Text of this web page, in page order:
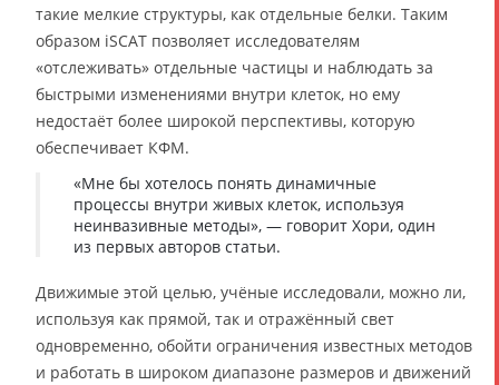
такие мелкие структуры, как отдельные белки. Таким
образом iSCAT позволяет исследователям
«отслеживать» отдельные частицы и наблюдать за
быстрыми изменениями внутри клеток, но ему
недостаёт более широкой перспективы, которую
обеспечивает КФМ.
«Мне бы хотелось понять динамичные
процессы внутри живых клеток, используя
неинвазивные методы», — говорит Хори, один
из первых авторов статьи.
Движимые этой целью, учёные исследовали, можно ли,
используя как прямой, так и отражённый свет
одновременно, обойти ограничения известных методов
и работать в широком диапазоне размеров и движений